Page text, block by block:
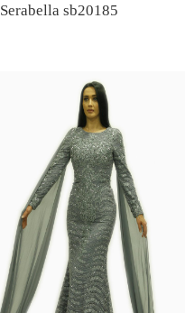
Serabella sb20185